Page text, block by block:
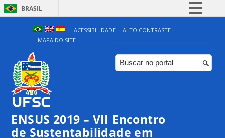
BRASIL
Simplifique!
Comunica BR
Participe
ACESSIBILIDADE
ALTO CONTRASTE
MAPA DO SITE
ENSUS 2019 – VII Encontro
de Sustentabilidade em